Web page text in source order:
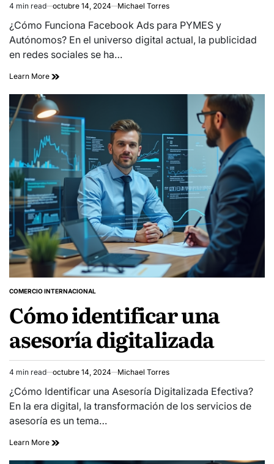
Estimated
read
time
4 min read octubre 14, 2024 Michael Torres
¿Cómo Funciona Facebook Ads para PYMES y
Autónomos? En el universo digital actual, la publicidad
en redes sociales se ha…
Learn More
POSTED
COMERCIO INTERNACIONAL
Cómo identificar una
asesoría digitalizada
Estimated
read
time
4 min read octubre 14, 2024 Michael Torres
¿Cómo Identificar una Asesoría Digitalizada Efectiva?
En la era digital, la transformación de los servicios de
asesoría es un tema…
Learn More